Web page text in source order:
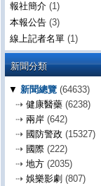
報社簡介 (1)
本報公告 (3)
線上記者名單 (1)
新聞分類
▼ 新聞總覽 (64633)
⇢ 健康醫藥 (6238)
⇢ 兩岸 (642)
⇢ 國防警政 (15327)
⇢ 國際 (222)
⇢ 地方 (2035)
⇢ 娛樂影劇 (807)